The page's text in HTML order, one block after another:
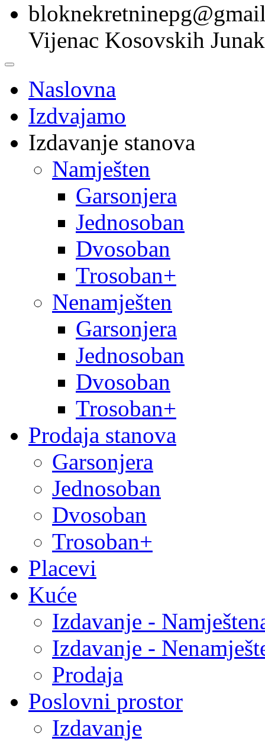
Vijenac Kosovskih
Naslovna
Izdvajamo
Izdavanje stanova
Namješten
Garsonjera
Jednosoban
Dvosoban
Trosoban+
Nenamješten
Garsonjera
Jednosoban
Dvosoban
Trosoban+
Prodaja stanova
Garsonjera
Jednosoban
Dvosoban
Trosoban+
Placevi
Kuće
Izdavanje -
Izdavanje -
Prodaja
Poslovni prostor
Izdavanje